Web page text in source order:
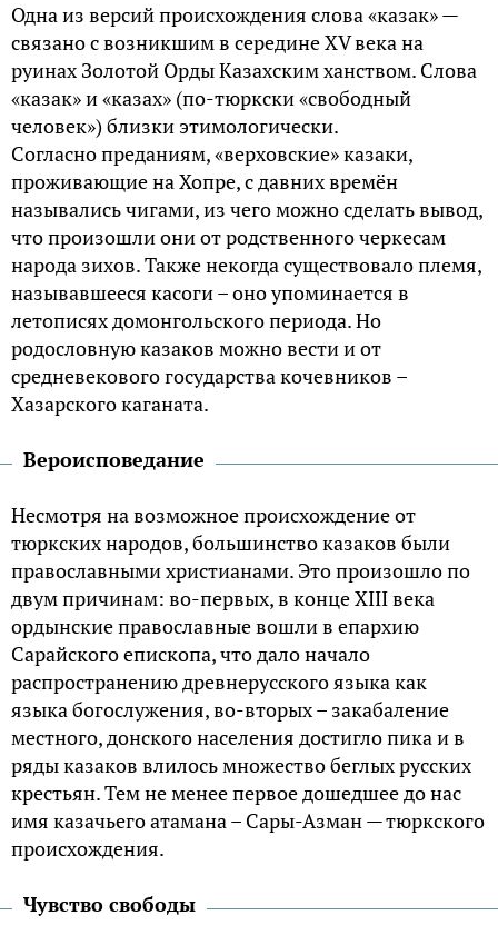
Одна из версий происхождения слова «казак» —
связано с возникшим в середине XV века на
руинах Золотой Орды Казахским ханством. Слова
«казак» и «казах» (по-тюркски «свободный
человек») близки этимологически.
Согласно преданиям, «верховские» казаки,
проживающие на Хопре, с давних времён
назывались чигами, из чего можно сделать вывод,
что произошли они от родственного черкесам
народа зихов. Также некогда существовало племя,
называвшееся касоги – оно упоминается в
летописях домонгольского периода. Но
родословную казаков можно вести и от
средневекового государства кочевников –
Хазарского каганата.
Вероисповедание
Несмотря на возможное происхождение от
тюркских народов, большинство казаков были
православными христианами. Это произошло по
двум причинам: во-первых, в конце XIII века
ордынские православные вошли в епархию
Сарайского епископа, что дало начало
распространению древнерусского языка как
языка богослужения, во-вторых – закабаление
местного, донского населения достигло пика и в
ряды казаков влилось множество беглых русских
крестьян. Тем не менее первое дошедшее до нас
имя казачьего атамана – Сары-Азман — тюркского
происхождения.
Чувство свободы